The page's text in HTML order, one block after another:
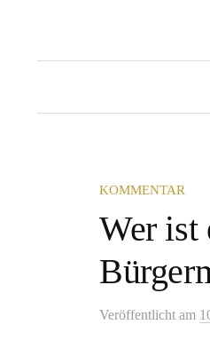
KOMMENTAR
Wer ist
Veröffentlicht am